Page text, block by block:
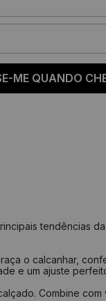
ME QUANDO
24,3 cm
25,5 cm
tendências da
o calcanhar,
e um ajuste
Combine com